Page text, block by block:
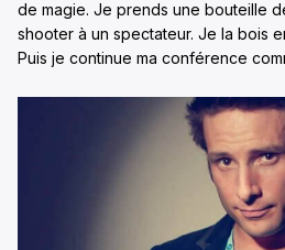
de magie. Je prends une bouteille
shooter à un spectateur. Je la bois
Puis je continue ma conférence